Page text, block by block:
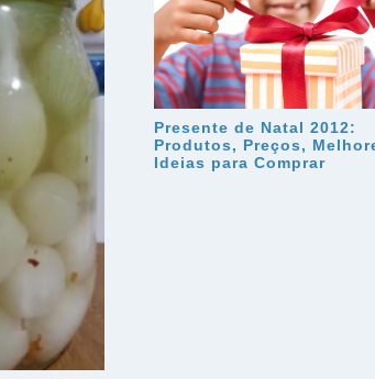
Presente de Natal 2012:
Produtos, Preços,
Ideias para Comprar